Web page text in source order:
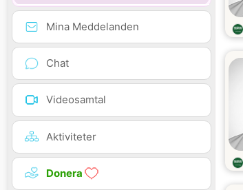
Mina Meddelanden
Chat
Videosamtal
Aktiviteter
Donera